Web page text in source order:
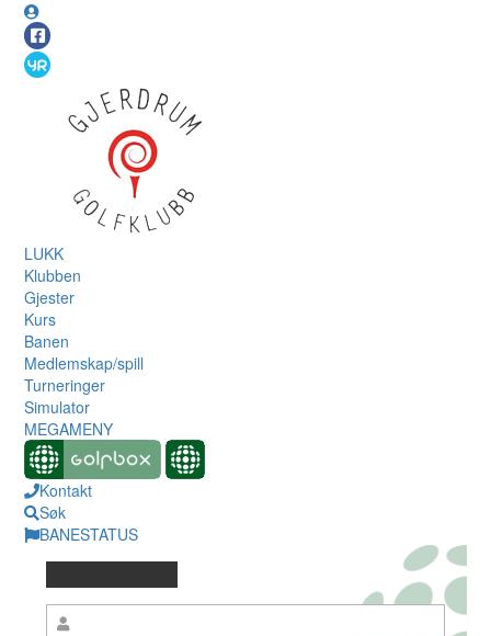
LUKK
Klubben
Gjester
Kurs
Banen
Medlemskap/spill
Turneringer
Simulator
MEGAMENY
Kontakt
Søk
BANESTATUS